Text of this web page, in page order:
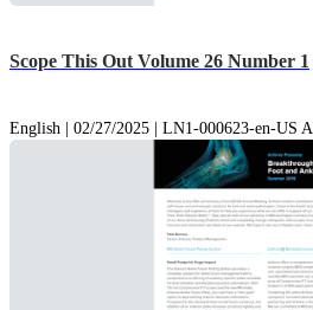
Scope This Out Volume 26 Number 1
English | 02/27/2025 | LN1-000623-en-US A